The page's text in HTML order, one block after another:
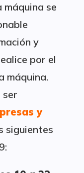
se
y
por el
máquina.
ser
y
siguientes